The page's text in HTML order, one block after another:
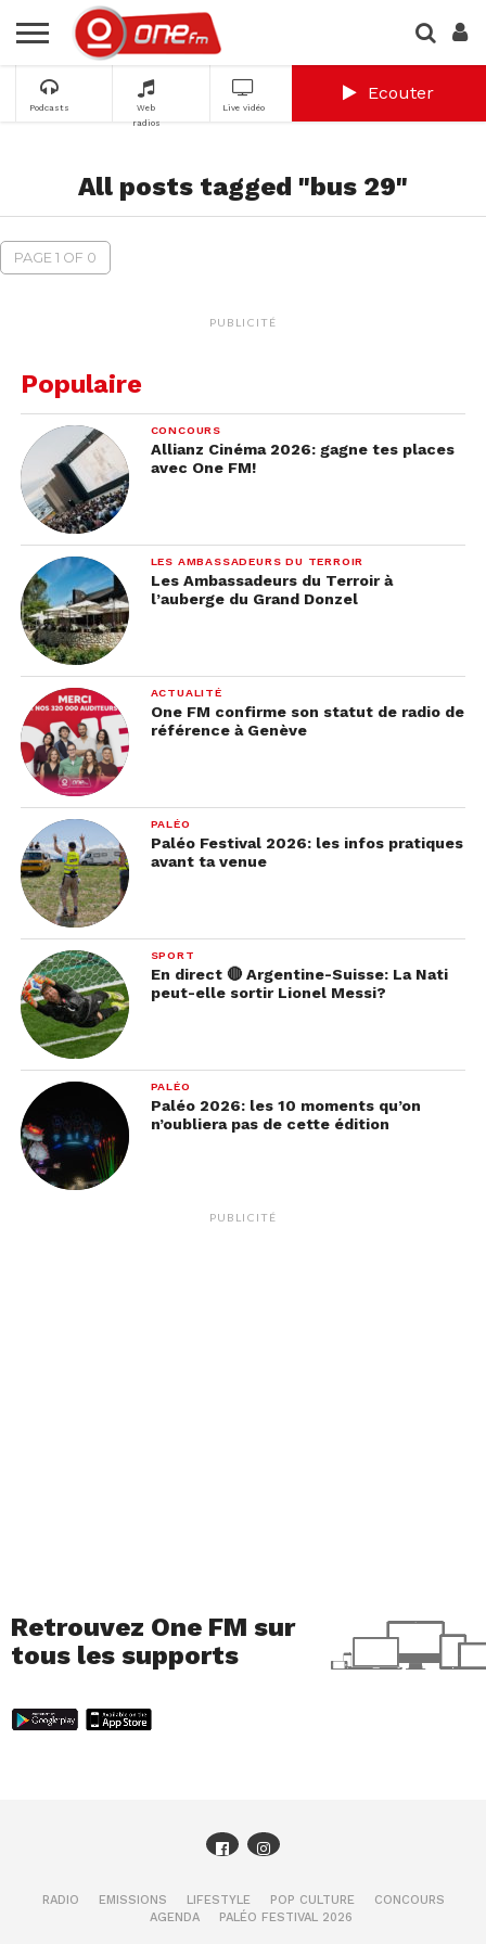
Podcasts
Web
radios
Live vidéo
Ecouter
All posts tagged "bus 29"
PAGE 1 OF 0
PUBLICITÉ
Populaire
CONCOURS
Allianz Cinéma 2026: gagne tes places
avec One FM!
LES AMBASSADEURS DU TERROIR
Les Ambassadeurs du Terroir à
l’auberge du Grand Donzel
ACTUALITÉ
One FM confirme son statut de radio de
référence à Genève
PALÉO
Paléo Festival 2026: les infos pratiques
avant ta venue
SPORT
En direct 🔴 Argentine-Suisse: La Nati
peut-elle sortir Lionel Messi?
PALÉO
Paléo 2026: les 10 moments qu’on
n’oubliera pas de cette édition
PUBLICITÉ
Retrouvez One FM sur
tous les supports
RADIO EMISSIONS LIFESTYLE POP CULTURE
CONCOURS
AGENDA
PALÉO FESTIVAL 2026